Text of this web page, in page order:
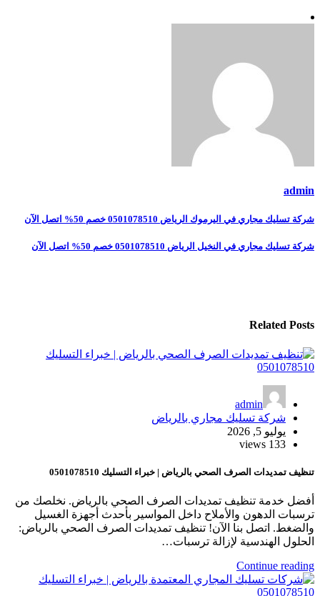
admin
تصفّح
المقالات
شركة تسليك مجاري في اليرموك الرياض 0501078510 خصم 50% اتصل الآن
شركة تسليك مجاري في النخيل الرياض 0501078510 خصم 50% اتصل الآن
Related Posts
admin
شركة تسليك مجاري بالرياض
يوليو 5, 2026
133 views
تنظيف تمديدات الصرف الصحي بالرياض | خبراء التسليك 0501078510
أفضل خدمة تنظيف تمديدات الصرف الصحي بالرياض. نخلصك من
ترسبات الدهون والأملاح داخل المواسير بأحدث أجهزة الغسيل
والضغط. اتصل بنا الآن! تنظيف تمديدات الصرف الصحي بالرياض:
الحلول الهندسية لإزالة ترسبات…
Continue reading